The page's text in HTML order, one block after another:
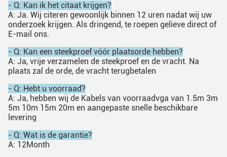
- Q: Kan ik het citaat krijgen?
A: Ja. Wij citeren gewoonlijk binnen 12 uren nadat wij uw
onderzoek krijgen. Als dringend, te roepen gelieve direct of
E-mail ons.
- Q: Kan een steekproef vóór plaatsorde hebben?
A: Ja, vrije verzamelen de steekproef en de vracht. Na
plaats zal de orde, de vracht terugbetalen
- Q: Hebt u voorraad?
A: Ja, hebben wij de Kabels van voorraadvga van 1.5m 3m
5m 10m 15m 20m en aangepaste snelle beschikbare
levering
- Q: Wat is de garantie?
A: 12Month